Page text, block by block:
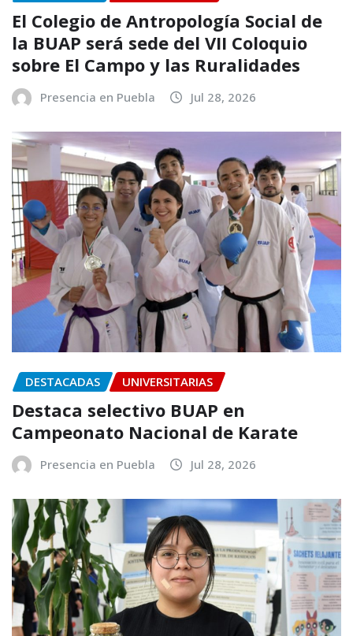
El Colegio de Antropología Social de
la BUAP será sede del VII Coloquio
sobre El Campo y las Ruralidades
Presencia en Puebla Jul 28, 2026
DESTACADAS UNIVERSITARIAS
Destaca selectivo BUAP en
Campeonato Nacional de Karate
Presencia en Puebla Jul 28, 2026